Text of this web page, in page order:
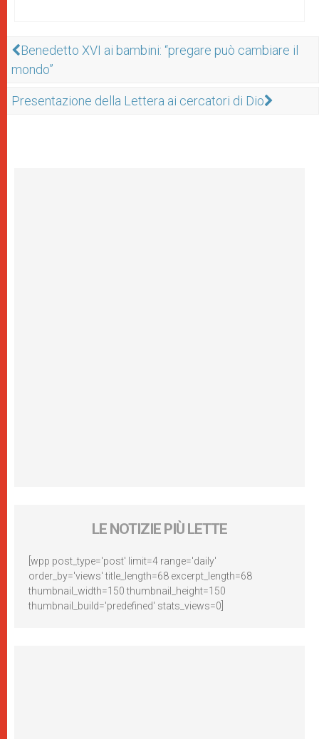
Benedetto XVI ai bambini: “pregare può cambiare il
mondo”
Presentazione della Lettera ai cercatori di Dio
LE NOTIZIE PIÙ LETTE
[wpp post_type='post' limit=4 range='daily'
order_by='views' title_length=68 excerpt_length=68
thumbnail_width=150 thumbnail_height=150
thumbnail_build='predefined' stats_views=0]